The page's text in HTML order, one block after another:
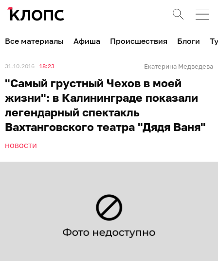
Все материалы Афиша Происшествия Блоги
31.10.2016 18:23 Екатерина Медведева
"Самый грустный Чехов в моей
жизни": в Калининграде показали
легендарный спектакль
Вахтанговского театра "Дядя Ваня"
НОВОСТИ